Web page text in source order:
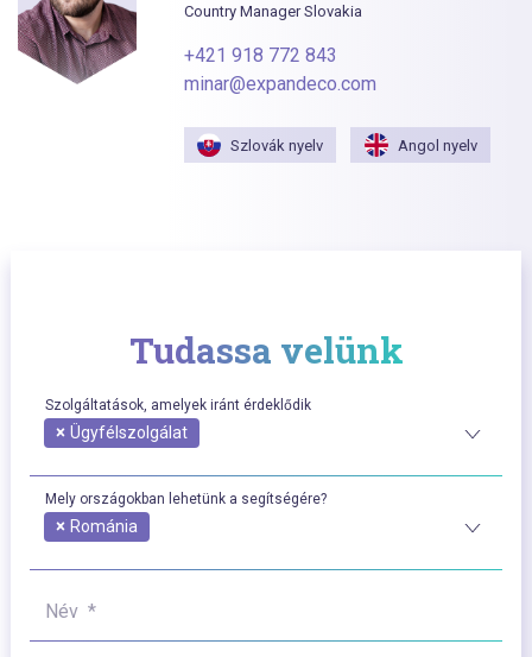
Country Manager Slovakia
+421 918 772 843
minar@expandeco.com
Szlovák nyelv Angol nyelv
Tudassa velünk
Szolgáltatások, amelyek iránt érdeklődik
× Ügyfélszolgálat
Mely országokban lehetünk a segítségére?
× Románia
Név *